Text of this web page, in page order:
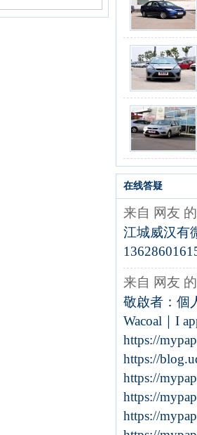
在线答疑
来自 网友
江城威汉有
来自 网友
敬啟者：個
Wacoal｜I
https://
https://
https://
https://
https://